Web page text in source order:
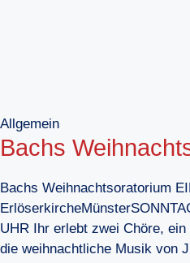
Allgemein
Bachs
Bachs Weihnachtsoratorium
UHR Ihr erlebt zwei Chöre,
die weihnachtliche Musik von